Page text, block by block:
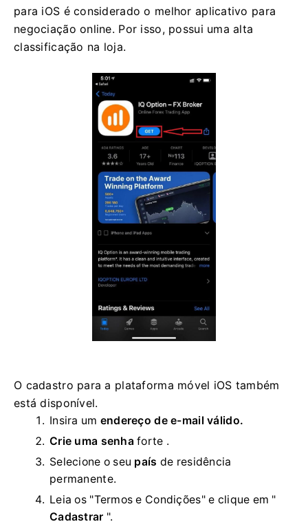
para iOS é considerado o melhor aplicativo para
negociação online. Por isso, possui uma alta
classificação na loja.
O cadastro para a plataforma móvel iOS também
está disponível.
Insira um endereço de e-mail válido.
Crie uma senha forte .
Selecione o seu país de residência
permanente.
Leia os "Termos e Condições" e clique em "
Cadastrar ".